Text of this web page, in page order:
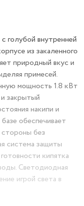
голубой внутренней
из закаленного
природный вкус и
примесей.
мощность 1.8 кВт
закрытый
накипи и
обеспечивает
без
система защиты
кипятка
Светодиодная
игрой света в